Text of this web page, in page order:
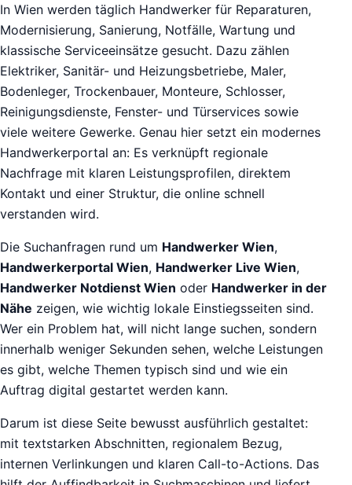
In Wien werden täglich Handwerker für Reparaturen,
Modernisierung, Sanierung, Notfälle, Wartung und
klassische Serviceeinsätze gesucht. Dazu zählen
Elektriker, Sanitär- und Heizungsbetriebe, Maler,
Bodenleger, Trockenbauer, Monteure, Schlosser,
Reinigungsdienste, Fenster- und Türservices sowie
viele weitere Gewerke. Genau hier setzt ein modernes
Handwerkerportal an: Es verknüpft regionale
Nachfrage mit klaren Leistungsprofilen, direktem
Kontakt und einer Struktur, die online schnell
verstanden wird.
Die Suchanfragen rund um Handwerker Wien,
Handwerkerportal Wien, Handwerker Live Wien,
Handwerker Notdienst Wien oder Handwerker in der
Nähe zeigen, wie wichtig lokale Einstiegsseiten sind.
Wer ein Problem hat, will nicht lange suchen, sondern
innerhalb weniger Sekunden sehen, welche Leistungen
es gibt, welche Themen typisch sind und wie ein
Auftrag digital gestartet werden kann.
Darum ist diese Seite bewusst ausführlich gestaltet:
mit textstarken Abschnitten, regionalem Bezug,
internen Verlinkungen und klaren Call-to-Actions. Das